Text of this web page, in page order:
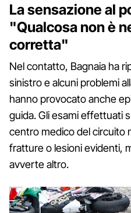
La sensazione al
"Qualcosa non è
corretta"
Nel contatto, Bagnaia ha
sinistro e alcuni problemi
hanno provocato anche
guida. Gli esami effettuati
centro medico del circuito
fratture o lesioni evidenti,
avverte altro.